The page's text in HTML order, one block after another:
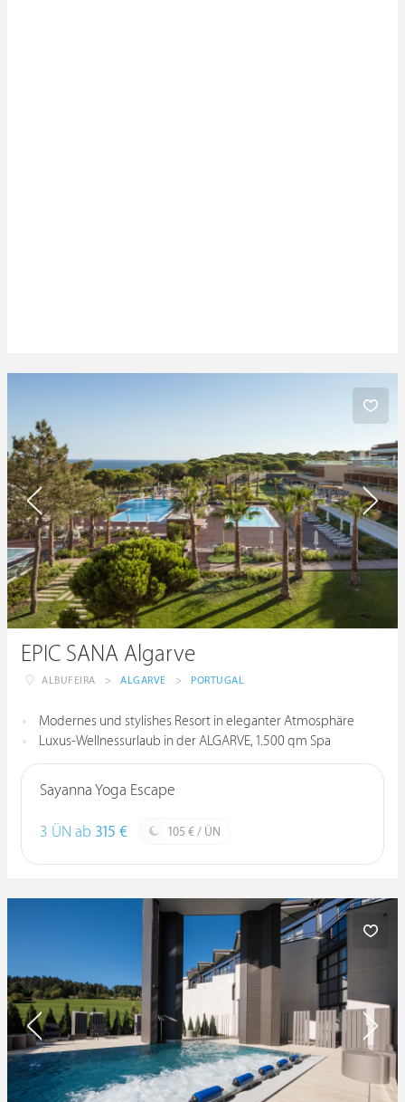
EPIC SANA Algarve
ALBUFEIRA > ALGARVE > PORTUGAL
Modernes und stylishes Resort in eleganter Atmosphäre
Luxus-Wellnessurlaub in der ALGARVE, 1.500 qm Spa
Sayanna Yoga Escape
3 ÜN ab 315 € 105 € / ÜN